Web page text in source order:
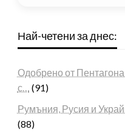
Най-четени за днес:
Одобрено от
с… (91)
Румъния, Русия и
(88)